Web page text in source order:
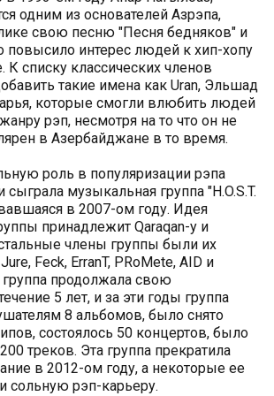
одним из основателей Азрэпа,
свою песню "Песня бедняков" и
повысило интерес людей к хип-хопу
К списку классических членов
такие имена как Uran, Эльшад
которые смогли влюбить людей
рэп, несмотря на то что он не
в Азербайджане в то время.
роль в популяризации рэпа
музыкальная группа "H.O.S.T.
в 2007-ом году. Идея
принадлежит Qaraqan-у и
члены группы были их
Feck, ErranT, PRoMete, AID и
группа продолжала свою
5 лет, и за эти годы группа
8 альбомов, было снято
состоялось 50 концертов, было
треков. Эта группа прекратила
в 2012-ом году, а некоторые ее
сольную рэп-карьеру.